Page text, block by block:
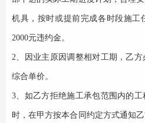
机具，按时或提前完成各时段施工
2000元违约金。
2、因业主原因调整相对工期，乙
综合单价。
3、如乙方拒绝施工承包范围内的
时，在甲方按本合同约定方式通知